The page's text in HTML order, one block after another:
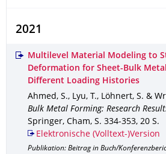
2021
Multilevel Material Modeling to
Deformation for Sheet-Bulk
Different Loading Histories
Ahmed, S., Lyu, T., Löhnert, S. &
Bulk Metal Forming: Research
Springer, Cham, S. 334-353, 20 S.
Elektronische (Volltext-)Version
Publikation: Beitrag in Buch/